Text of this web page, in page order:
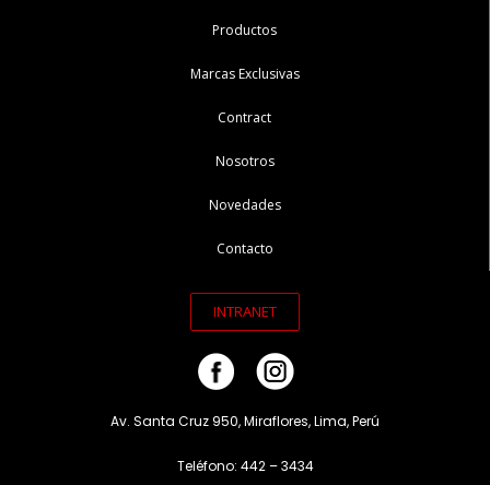
Productos
Marcas Exclusivas
Contract
Nosotros
Novedades
Contacto
INTRANET
Av. Santa Cruz 950, Miraflores, Lima, Perú
Teléfono: 442 – 3434